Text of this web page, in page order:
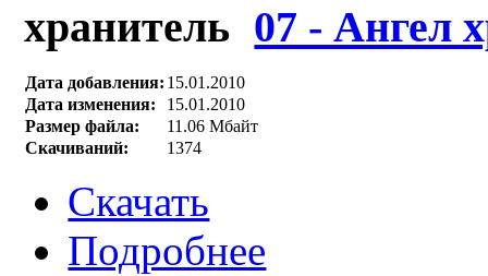
07 - Ангел
Дата добавления: 15.01.2010
Дата изменения:
15.01.2010
Размер файла:
11.06 Мбайт
Скачиваний:
1374
Скачать
Подробнее